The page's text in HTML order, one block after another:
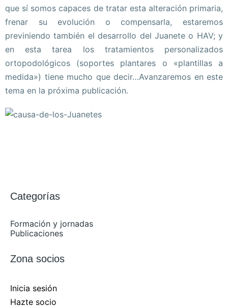
que sí somos capaces de tratar esta alteración primaria,
frenar su evolución o compensarla, estaremos
previniendo también el desarrollo del Juanete o HAV; y
en esta tarea los tratamientos personalizados
ortopodológicos (soportes plantares o «plantillas a
medida») tiene mucho que decir…Avanzaremos en este
tema en la próxima publicación.
Categorías
Formación y jornadas
Publicaciones
Zona socios
Inicia sesión
Hazte socio